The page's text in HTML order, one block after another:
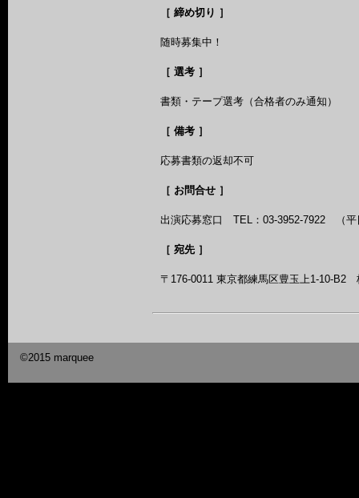
［ 締め切り ］
随時募集中！
［ 選考 ］
書類・テープ選考（合格者のみ通知）
［ 備考 ］
応募書類の返却不可
［ お問合せ ］
出演応募窓口 TEL：03-3952-7922 （平
［ 宛先 ］
〒176-0011 東京都練馬区豊玉上1-10-B2
©2015 marquee